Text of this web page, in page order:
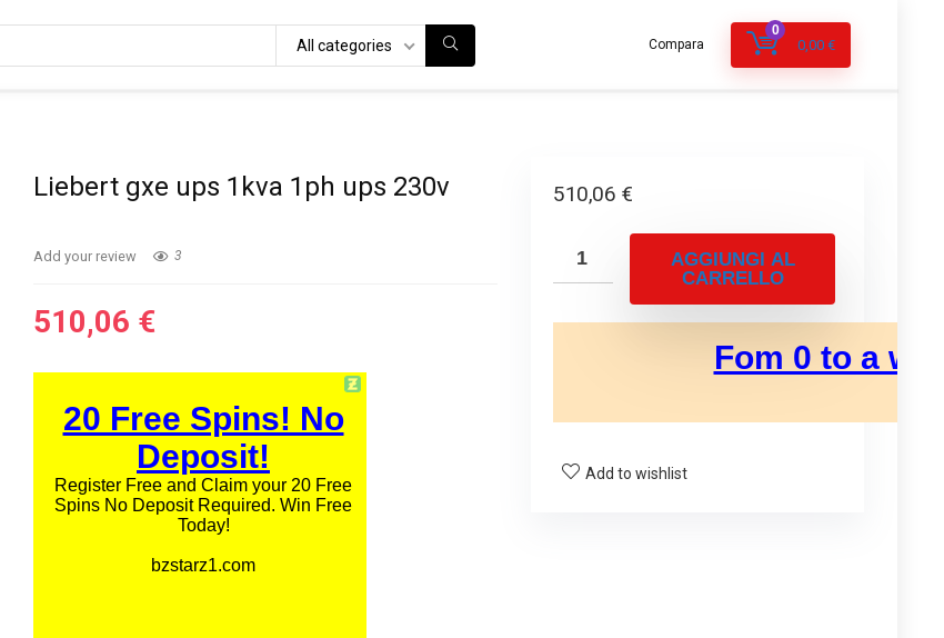
All categories Compara
0
0,00 €
Liebert gxe ups 1kva 1ph ups 230v
Add your review 3
510,06 €
510,06 €
AGGIUNGI AL
CARRELLO
Add to wishlist